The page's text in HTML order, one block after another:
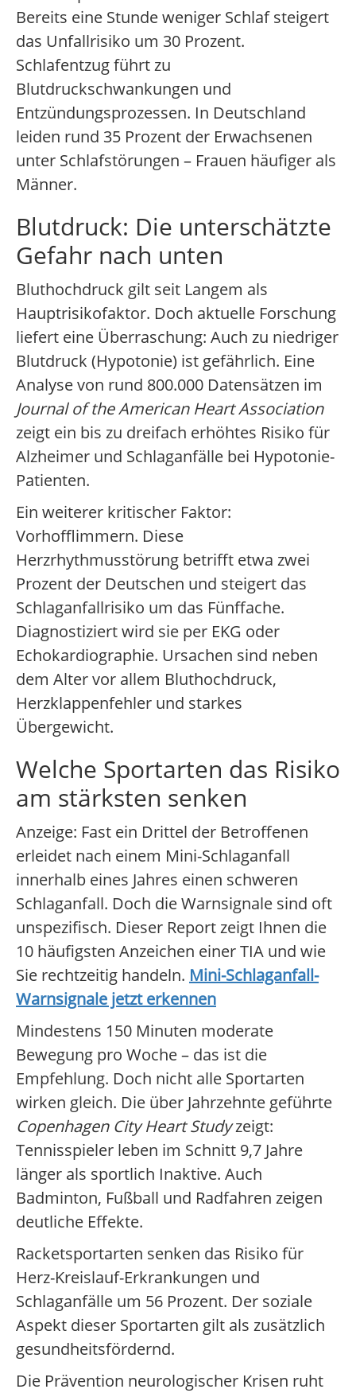
Bereits eine Stunde weniger Schlaf steigert
das Unfallrisiko um 30 Prozent.
Schlafentzug führt zu
Blutdruckschwankungen und
Entzündungsprozessen. In Deutschland
leiden rund 35 Prozent der Erwachsenen
unter Schlafstörungen – Frauen häufiger als
Männer.
Blutdruck: Die unterschätzte
Gefahr nach unten
Bluthochdruck gilt seit Langem als
Hauptrisikofaktor. Doch aktuelle Forschung
liefert eine Überraschung: Auch zu niedriger
Blutdruck (Hypotonie) ist gefährlich. Eine
Analyse von rund 800.000 Datensätzen im
Journal of the American Heart Association
zeigt ein bis zu dreifach erhöhtes Risiko für
Alzheimer und Schlaganfälle bei Hypotonie-
Patienten.
Ein weiterer kritischer Faktor:
Vorhofflimmern. Diese
Herzrhythmusstörung betrifft etwa zwei
Prozent der Deutschen und steigert das
Schlaganfallrisiko um das Fünffache.
Diagnostiziert wird sie per EKG oder
Echokardiographie. Ursachen sind neben
dem Alter vor allem Bluthochdruck,
Herzklappenfehler und starkes
Übergewicht.
Welche Sportarten das Risiko
am stärksten senken
Anzeige: Fast ein Drittel der Betroffenen
erleidet nach einem Mini-Schlaganfall
innerhalb eines Jahres einen schweren
Schlaganfall. Doch die Warnsignale sind oft
unspezifisch. Dieser Report zeigt Ihnen die
10 häufigsten Anzeichen einer TIA und wie
Sie rechtzeitig handeln. Mini-Schlaganfall-
Warnsignale jetzt erkennen
Mindestens 150 Minuten moderate
Bewegung pro Woche – das ist die
Empfehlung. Doch nicht alle Sportarten
wirken gleich. Die über Jahrzehnte geführte
Copenhagen City Heart Studyzeigt:
Tennisspieler leben im Schnitt 9,7 Jahre
länger als sportlich Inaktive. Auch
Badminton, Fußball und Radfahren zeigen
deutliche Effekte.
Racketsportarten senken das Risiko für
Herz-Kreislauf-Erkrankungen und
Schlaganfälle um 56 Prozent. Der soziale
Aspekt dieser Sportarten gilt als zusätzlich
gesundheitsfördernd.
Die Prävention neurologischer Krisen ruht